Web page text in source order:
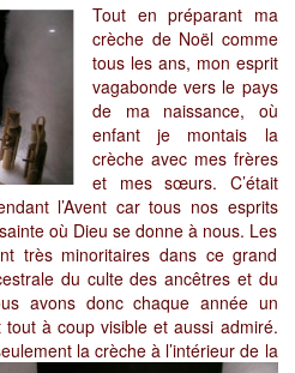
Tout en préparant ma
crèche de Noël comme
tous les ans, mon esprit
vagabonde vers le pays
de ma naissance, où
enfant je montais la
crèche avec mes frères
et mes sœurs. C’était
l’Avent car tous nos esprits
où Dieu se donne à nous. Les
très minoritaires dans ce grand
du culte des ancêtres et du
avons donc chaque année un
tout à coup visible et aussi admiré.
la crèche à l’intérieur de la